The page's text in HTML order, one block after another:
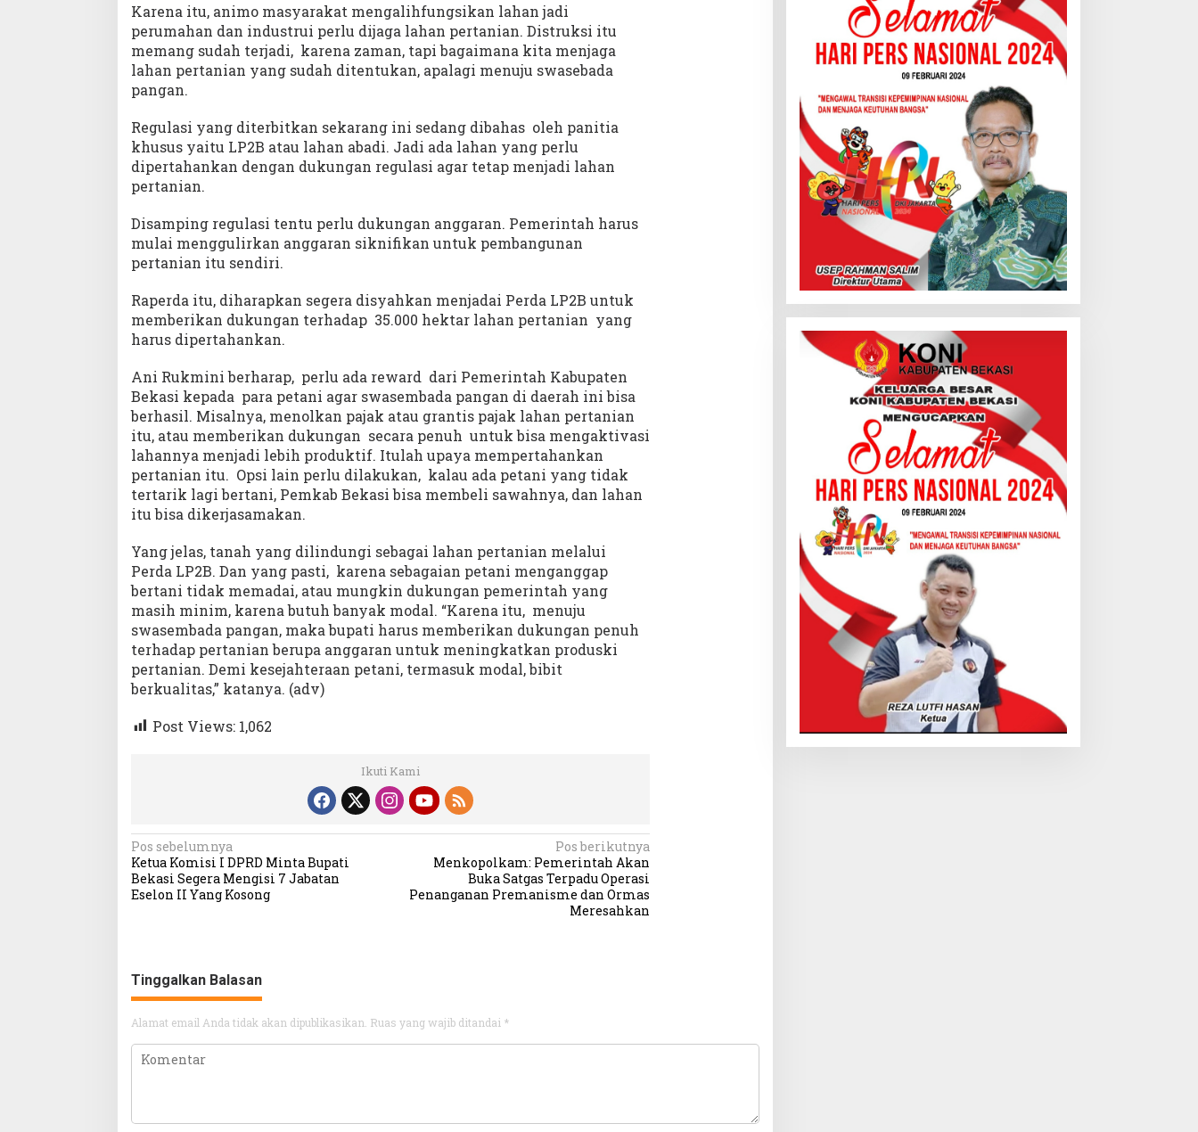
Karena itu, animo masyarakat mengalihfungsikan lahan jadi
perumahan dan industrui perlu dijaga lahan pertanian. Distruksi itu
memang sudah terjadi, karena zaman, tapi bagaimana kita menjaga
lahan pertanian yang sudah ditentukan, apalagi menuju swasebada
pangan.
Regulasi yang diterbitkan sekarang ini sedang dibahas oleh panitia
khusus yaitu LP2B atau lahan abadi. Jadi ada lahan yang perlu
dipertahankan dengan dukungan regulasi agar tetap menjadi lahan
pertanian.
Disamping regulasi tentu perlu dukungan anggaran. Pemerintah harus
mulai menggulirkan anggaran siknifikan untuk pembangunan
pertanian itu sendiri.
Raperda itu, diharapkan segera disyahkan menjadai Perda LP2B untuk
memberikan dukungan terhadap 35.000 hektar lahan pertanian yang
harus dipertahankan.
Ani Rukmini berharap, perlu ada reward dari Pemerintah Kabupaten
Bekasi kepada para petani agar swasembada pangan di daerah ini bisa
berhasil. Misalnya, menolkan pajak atau grantis pajak lahan pertanian
itu, atau memberikan dukungan secara penuh untuk bisa mengaktivasi
lahannya menjadi lebih produktif. Itulah upaya mempertahankan
pertanian itu. Opsi lain perlu dilakukan, kalau ada petani yang tidak
tertarik lagi bertani, Pemkab Bekasi bisa membeli sawahnya, dan lahan
itu bisa dikerjasamakan.
Yang jelas, tanah yang dilindungi sebagai lahan pertanian melalui
Perda LP2B. Dan yang pasti, karena sebagaian petani menganggap
bertani tidak memadai, atau mungkin dukungan pemerintah yang
masih minim, karena butuh banyak modal. “Karena itu, menuju
swasembada pangan, maka bupati harus memberikan dukungan penuh
terhadap pertanian berupa anggaran untuk meningkatkan produski
pertanian. Demi kesejahteraan petani, termasuk modal, bibit
berkualitas,” katanya. (adv)
Post Views: 1,062
Ikuti Kami
Navigasi
pos
Pos sebelumnya
Ketua Komisi I DPRD Minta Bupati
Bekasi Segera Mengisi 7 Jabatan
Eselon II Yang Kosong
Pos berikutnya
Menkopolkam: Pemerintah Akan
Buka Satgas Terpadu Operasi
Penanganan Premanisme dan Ormas
Meresahkan
Tinggalkan Balasan
Alamat email Anda tidak akan dipublikasikan. Ruas yang wajib ditandai *